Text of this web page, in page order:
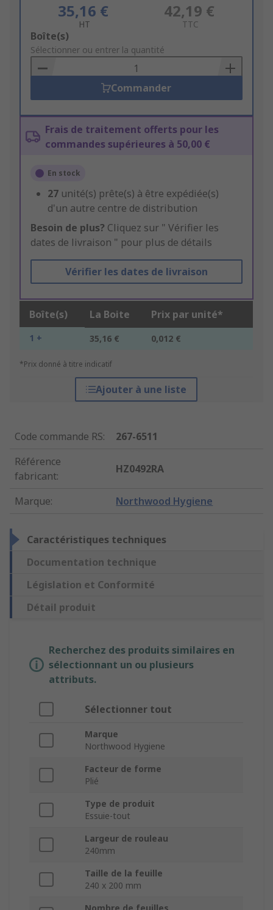
35,16 €
HT
42,19 €
TTC
Add
to
Basket
Boîte(s)
Sélectionner ou entrer la quantité
Commander
Frais de traitement offerts pour les
commandes supérieures à 50,00 €
En stock
27 unité(s) prête(s) à être expédiée(s)
d'un autre centre de distribution
Besoin de plus? Cliquez sur " Vérifier les
dates de livraison " pour plus de détails
Vérifier les dates de livraison
Boîte(s) La Boite Prix par unité*
1 + 35,16 € 0,012 €
*Prix donné à titre indicatif
Ajouter à une liste
Code commande RS:
267-6511
Référence
fabricant:
HZ0492RA
Marque: Northwood Hygiene
Caractéristiques techniques
Documentation technique
Législation et Conformité
Détail produit
Recherchez des produits similaires en
sélectionnant un ou plusieurs
attributs.
Sélectionner tout
Marque
Northwood Hygiene
Facteur de forme
Plié
Type de produit
Essuie-tout
Largeur de rouleau
240mm
Taille de la feuille
240 x 200 mm